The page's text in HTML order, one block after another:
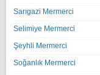
Sarıgazi Mermerci
Selimiye Mermerci
Şeyhli Mermerci
Soğanlık Mermerci